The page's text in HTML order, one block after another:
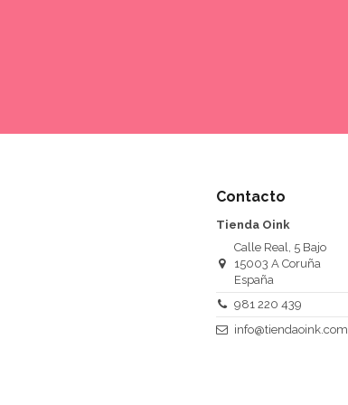
Contacto
Tienda Oink
Calle Real, 5 Bajo
15003 A Coruña
España
981 220 439
info@tiendaoink.com